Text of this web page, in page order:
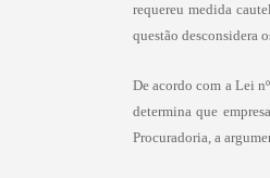
requereu medida
questão desconsidera
De acordo com a Lei
determina que
Procuradoria, a